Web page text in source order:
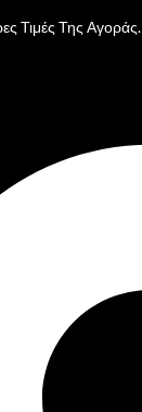
Τιμές Της Αγοράς.